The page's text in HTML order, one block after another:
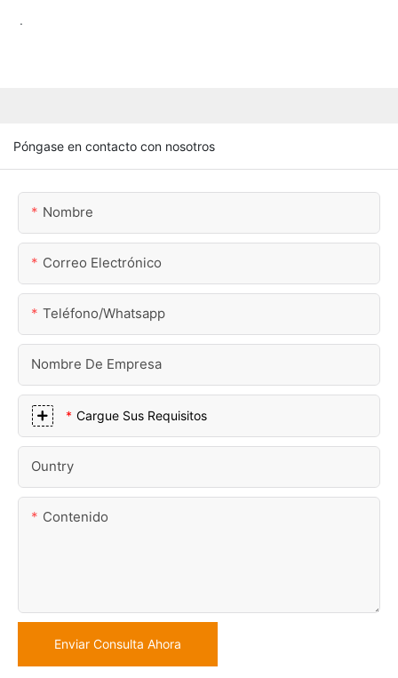
.
Póngase en contacto con nosotros
Nombre
Correo Electrónico
Teléfono/whatsapp
Nombre De Empresa
Cargue Sus Requisitos
Ountry
Contenido
Enviar Consulta Ahora